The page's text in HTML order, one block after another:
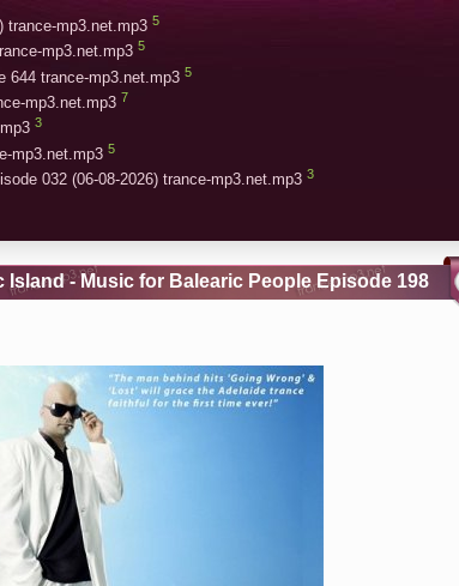
trance-mp3.net.mp3 5
mp3.net.mp3 5
644 trance-mp3.net.mp3 5
mp3.net.mp3 7
3
mp3.net.mp3 5
032 (06-08-2026) trance-mp3.net.mp3 3
- Music for Balearic People Episode 198